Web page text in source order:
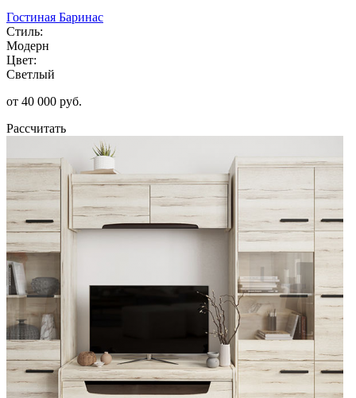
Гостиная Баринас
Стиль:
Модерн
Цвет:
Светлый
от 40 000 руб.
Рассчитать